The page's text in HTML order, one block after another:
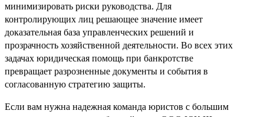
минимизировать риски руководства. Для
контролирующих лиц решающее значение имеет
доказательная база управленческих решений и
прозрачность хозяйственной деятельности. Во всех этих
задачах юридическая помощь при банкротстве
превращает разрозненные документы и события в
согласованную стратегию защиты.
Если вам нужна надежная команда юристов с большим